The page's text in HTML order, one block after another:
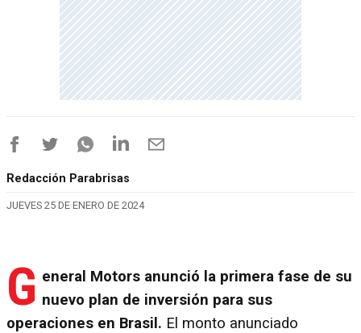
Redacción Parabrisas
JUEVES 25 DE ENERO DE 2024
G eneral Motors anunció la primera fase de su
nuevo plan de inversión para sus
operaciones en Brasil. El monto anunciado